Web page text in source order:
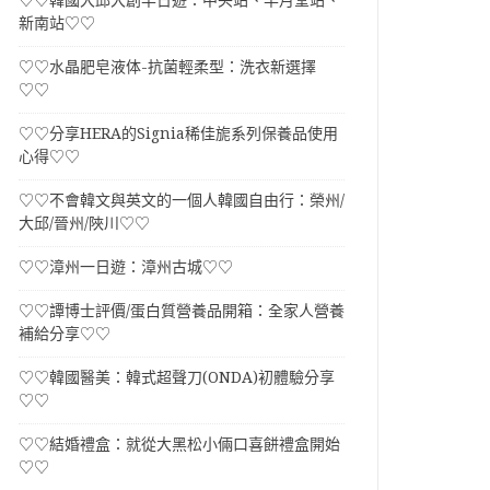
新南站♡♡
♡♡水晶肥皂液体-抗菌輕柔型：洗衣新選擇
♡♡
♡♡分享HERA的Signia稀佳旎系列保養品使用
心得♡♡
♡♡不會韓文與英文的一個人韓國自由行：榮州/
大邱/晉州/陜川♡♡
♡♡漳州一日遊：漳州古城♡♡
♡♡譚博士評價/蛋白質營養品開箱：全家人營養
補給分享♡♡
♡♡韓國醫美：韓式超聲刀(ONDA)初體驗分享
♡♡
♡♡結婚禮盒：就從大黑松小倆口喜餅禮盒開始
♡♡